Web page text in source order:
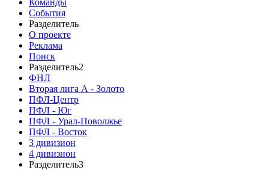
Команды
События
Разделитель
О проекте
Реклама
Поиск
Разделитель2
ФНЛ
Вторая лига А - Золото
ПФЛ-Центр
ПФЛ - Юг
ПФЛ - Урал-Поволжье
ПФЛ - Восток
3 дивизион
4 дивизион
Разделитель3